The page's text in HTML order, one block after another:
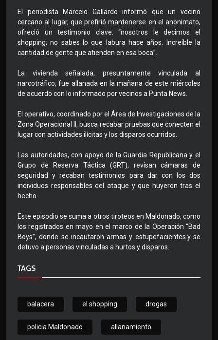
El periodista Marcelo Gallardo informó que un vecino
cercano al lugar, que prefirió mantenerse en el anonimato,
ofreció un testimonio clave: “nosotros le decimos el
shopping; no sabes lo que labura hace años. Increíble la
cantidad de gente que atienden en esa boca”.
La vivienda señalada, presuntamente vinculada al
narcotráfico, fue allanada en la mañana de este miércoles
de acuerdo con lo informado por vecinos a Punta News.
El operativo, coordinado por el Área de Investigaciones de la
Zona Operacional II, busca recabar pruebas que conecten el
lugar con actividades ilícitas y los disparos ocurridos.
Las autoridades, con apoyo de la Guardia Republicana y el
Grupo de Reserva Táctica (GRT), revisan cámaras de
seguridad y recaban testimonios para dar con los dos
individuos responsables del ataque y que huyeron tras el
hecho.
Este episodio se suma a otros tiroteos en Maldonado, como
los registrados en mayo en el marco de la Operación “Bad
Boys”, donde se incautaron armas y estupefacientes.y se
detuvo a personas vinculadas a hurtos y disparos.
TAGS
balacera el shopping drogas
policia Maldonado allanamiento